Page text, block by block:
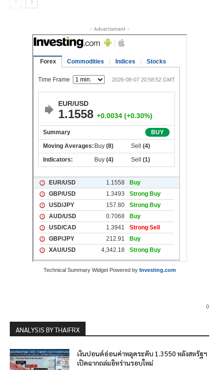
- Advertisment -
Technical Summary Widget Powered by Investing.com
0
ANALYSIS BY THAIFRX
เงินปอนด์อ่อนค่าหลุดระดับ 1.3550 หลังสหรัฐฯ
เปิดฉากถล่มอิหร่านรอบใหม่